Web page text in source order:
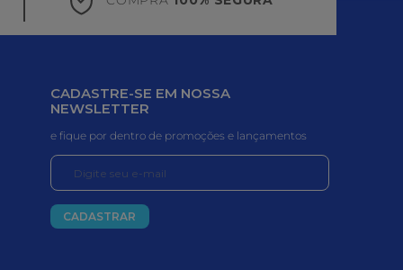
CADASTRE-SE EM NOSSA
NEWSLETTER
e fique por dentro de promoções e lançamentos
CADASTRAR